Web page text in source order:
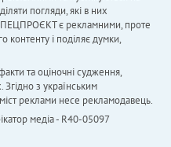
погляди, які в них
є рекламними, проте
контенту і поділяє думки,
та оціночні судження,
з українським
реклами несе рекламодавець.
медіа - R40-05097